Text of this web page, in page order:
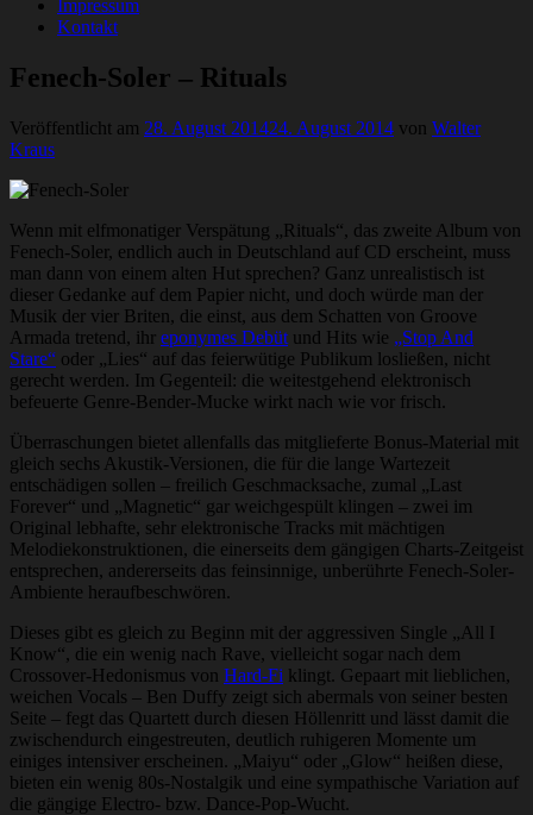
Impressum
Kontakt
Fenech-Soler – Rituals
Veröffentlicht am 28. August 201424. August 2014 von Walter
Kraus
Wenn mit elfmonatiger Verspätung „Rituals“, das zweite Album von
Fenech-Soler, endlich auch in Deutschland auf CD erscheint, muss
man dann von einem alten Hut sprechen? Ganz unrealistisch ist
dieser Gedanke auf dem Papier nicht, und doch würde man der
Musik der vier Briten, die einst, aus dem Schatten von Groove
Armada tretend, ihr eponymes Debüt und Hits wie „Stop And
Stare“ oder „Lies“ auf das feierwütige Publikum losließen, nicht
gerecht werden. Im Gegenteil: die weitestgehend elektronisch
befeuerte Genre-Bender-Mucke wirkt nach wie vor frisch.
Überraschungen bietet allenfalls das mitglieferte Bonus-Material mit
gleich sechs Akustik-Versionen, die für die lange Wartezeit
entschädigen sollen – freilich Geschmacksache, zumal „Last
Forever“ und „Magnetic“ gar weichgespült klingen – zwei im
Original lebhafte, sehr elektronische Tracks mit mächtigen
Melodiekonstruktionen, die einerseits dem gängigen Charts-Zeitgeist
entsprechen, andererseits das feinsinnige, unberührte Fenech-Soler-
Ambiente heraufbeschwören.
Dieses gibt es gleich zu Beginn mit der aggressiven Single „All I
Know“, die ein wenig nach Rave, vielleicht sogar nach dem
Crossover-Hedonismus von Hard-Fi klingt. Gepaart mit lieblichen,
weichen Vocals – Ben Duffy zeigt sich abermals von seiner besten
Seite – fegt das Quartett durch diesen Höllenritt und lässt damit die
zwischendurch eingestreuten, deutlich ruhigeren Momente um
einiges intensiver erscheinen. „Maiyu“ oder „Glow“ heißen diese,
bieten ein wenig 80s-Nostalgik und eine sympathische Variation auf
die gängige Electro- bzw. Dance-Pop-Wucht.